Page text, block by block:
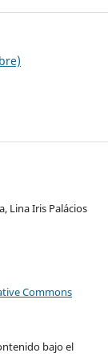
Lina Iris Palácios
Commons
bajo el